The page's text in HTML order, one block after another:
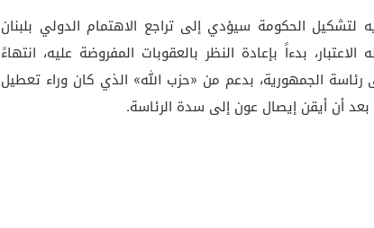
الحكومة سيؤدي إلى تراجع الاهتمام الدولي بلبنان
بدءاً بإعادة النظر بالعقوبات المفروضة عليه، انتهاءً
الجمهورية، بدعم من «حزب الله» الذي كان وراء تعطيل
أن أيقن إيصال عون إلى سدة الرئاسة.